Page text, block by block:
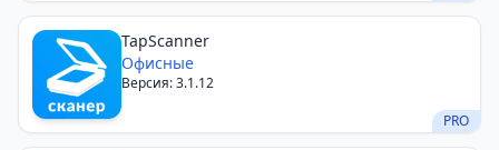
TapScanner
Офисные
Версия: 3.1.12
PRO